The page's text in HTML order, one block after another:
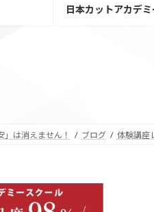
日本カットアカデ
は消えません！ ブログ 体験講座